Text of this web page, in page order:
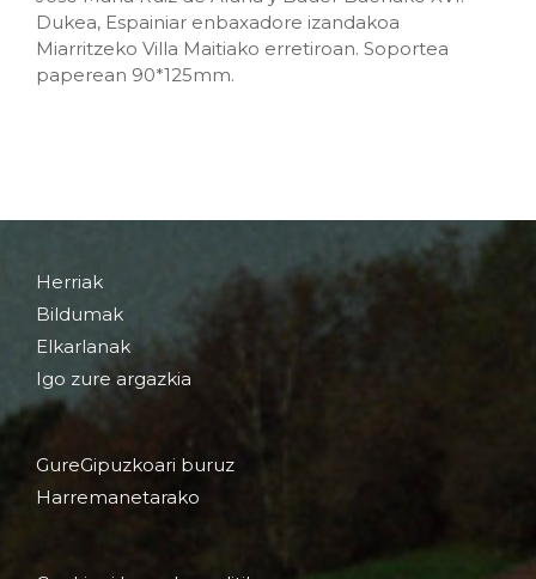
Dukea, Espainiar enbaxadore izandakoa
Miarritzeko Villa Maitiako erretiroan. Soportea
paperean 90*125mm.
Herriak
Bildumak
Elkarlanak
Igo zure argazkia
GureGipuzkoari buruz
Harremanetarako